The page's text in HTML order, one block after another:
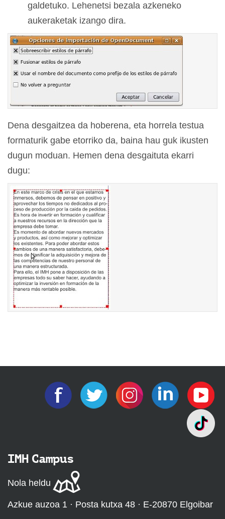
galdetuko. Lehenetsi bezala azkeneko
aukeraketak izango dira.
Dena desgaitzea da hoberena, eta horrela testua
formaturik gabe etorriko da, baina hau guk ikusten
dugun moduan. Hemen dena desgaituta ekarri
dugu:
IMH Campus
Nola heldu
Azkue auzoa 1 · Posta kutxa 48 · E-20870 Elgoibar